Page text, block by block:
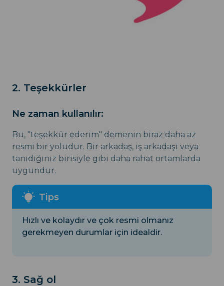
2. Teşekkürler
Ne zaman kullanılır:
Bu, "teşekkür ederim" demenin biraz daha az
resmi bir yoludur. Bir arkadaş, iş arkadaşı veya
tanıdığınız birisiyle gibi daha rahat ortamlarda
uygundur.
Hızlı ve kolaydır ve çok resmi olmanız
gerekmeyen durumlar için idealdir.
3. Sağ ol